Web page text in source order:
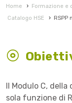
Home › Formazione e
Catalogo HSE
› RSPP
Il Modulo C,
sola funzione di